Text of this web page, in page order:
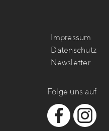
Impressum
Datenschutz
Newsletter
Folge uns auf